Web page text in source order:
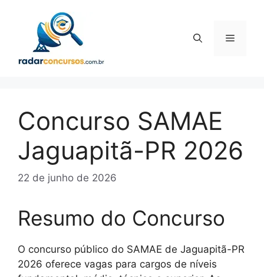
conteúdo
Menu
Concurso SAMAE
Jaguapitã-PR 2026
22 de junho de 2026
Resumo do Concurso
O concurso público do SAMAE de Jaguapitã-PR
2026 oferece vagas para cargos de níveis